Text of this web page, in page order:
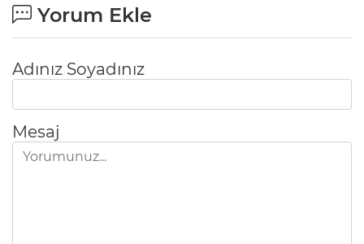
Yorum Ekle
Adınız Soyadınız
Mesaj